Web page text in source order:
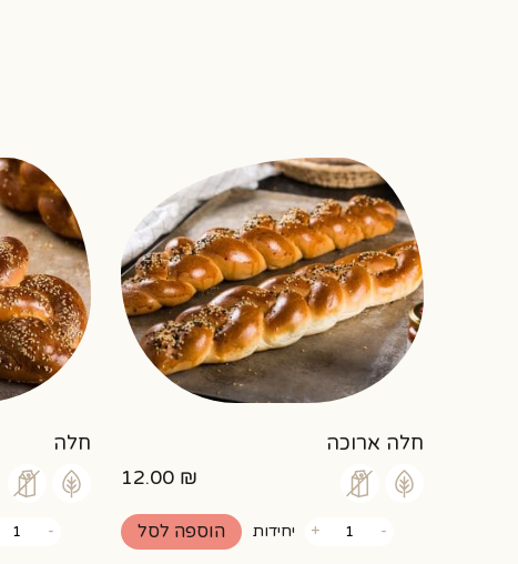
חלה ארוכה
12.00 ₪
-של
+ יחידות הוספה לסל
חלה
-של